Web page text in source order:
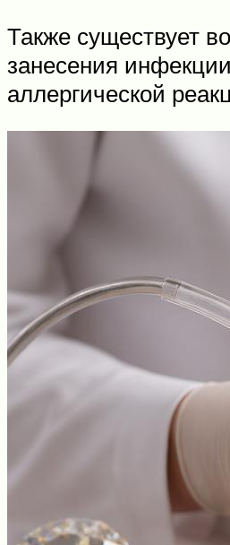
Также существует
занесения
аллергической